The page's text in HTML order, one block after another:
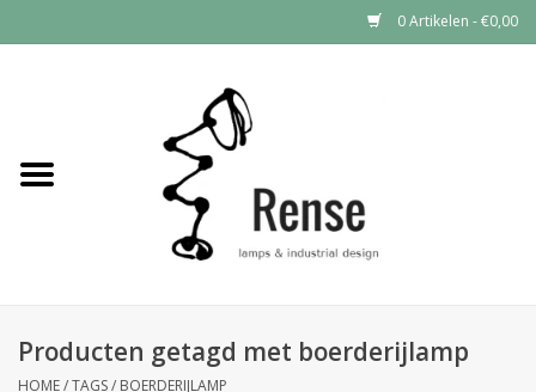
0 Artikelen - €0,00
Industrial lamps
Producten getagd met boerderijlamp
HOME/TAGS/ BOERDERIJLAMP